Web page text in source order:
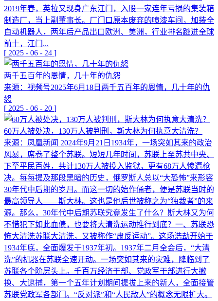
2019年春，英拉又现身广东江门，入股一家连年亏损的集装箱
制造厂，当上副董事长。厂门口原本废弃的喷漆车间，加装全
自动机器人，两年后产品出口欧洲、美洲，行业排名蹿进全球
前十，江门...
[ 2025 - 06 - 24 ]
两千五百年的恩情，几十年的仇怨
来源：视频号2025年6月18日两千五百年的恩情，几十年的仇
怨
[ 2025 - 06 - 20 ]
60万人被处决，130万人被判刑，斯大林为何执意大清洗？
来源：凤凰新闻 2024年9月21日1934年，一场突如其来的政治
风暴，席卷了整个苏联。短短几年时间，苏联上至苏共中央、
下至平民百姓，共计130万人被投入监狱，更有68万人惨遭枪
决。每每提及那段黑暗的历史，俄罗斯人总以“大恐怖”来形容
30年代中后期的岁月。而这一切的始作俑者，便是苏联当时的
最高领导人——斯大林。这也是他后世被称之为“独裁者”的来
源。那么，30年代中后期苏联究竟发生了什么？斯大林又为何
不惜犯下如此血债，也要将大清洗运动推行到底？一、苏联恐
怖大清洗苏联大清洗，又被称作“肃反运动”。这场浩劫开始于
1934年底，全面爆发于1937年初。1937年二月全会后，“大清
洗”的机器在苏联全速开动。一场突如其来的灾难，降临到了
苏联各个阶层头上。千百万经济干部、党政军干部进行大撤
换、大逮捕，第一个五年计划期间提拔上来的新人，全面接管
苏联党政军各部门。“反对派”和“人民敌人”的概念无限扩大。